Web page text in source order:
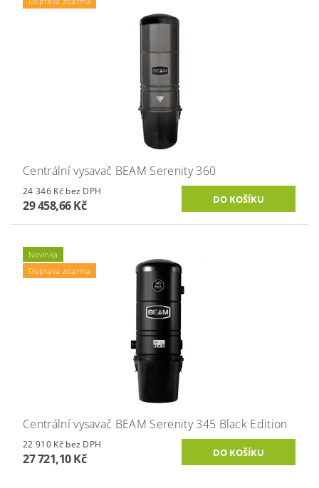
Centrální vysavač BEAM Serenity 360
24 346 Kč bez DPH
29 458,66 Kč
Novinka
Doprava zdarma
Centrální vysavač BEAM Serenity 345 Black Edition
22 910 Kč bez DPH
27 721,10 Kč